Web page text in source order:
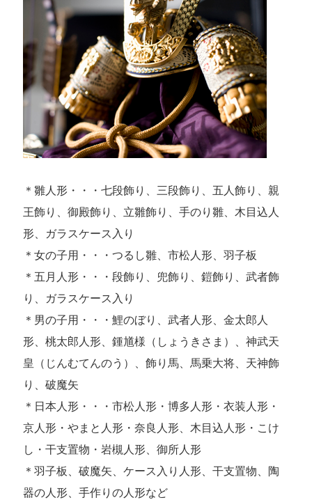
＊雛人形・・・七段飾り、三段飾り、五人飾り、親
王飾り、御殿飾り、立雛飾り、手のり雛、木目込人
形、ガラスケース入り
＊女の子用・・・つるし雛、市松人形、羽子板
＊五月人形・・・段飾り、兜飾り、鎧飾り、武者飾
り、ガラスケース入り
＊男の子用・・・鯉のぼり、武者人形、金太郎人
形、桃太郎人形、鍾馗様（しょうきさま）、神武天
皇（じんむてんのう）、飾り馬、馬乗大将、天神飾
り、破魔矢
＊日本人形・・・市松人形・博多人形・衣装人形・
京人形・やまと人形・奈良人形、木目込人形・こけ
し・干支置物・岩槻人形、御所人形
＊羽子板、破魔矢、ケース入り人形、干支置物、陶
器の人形、手作りの人形など